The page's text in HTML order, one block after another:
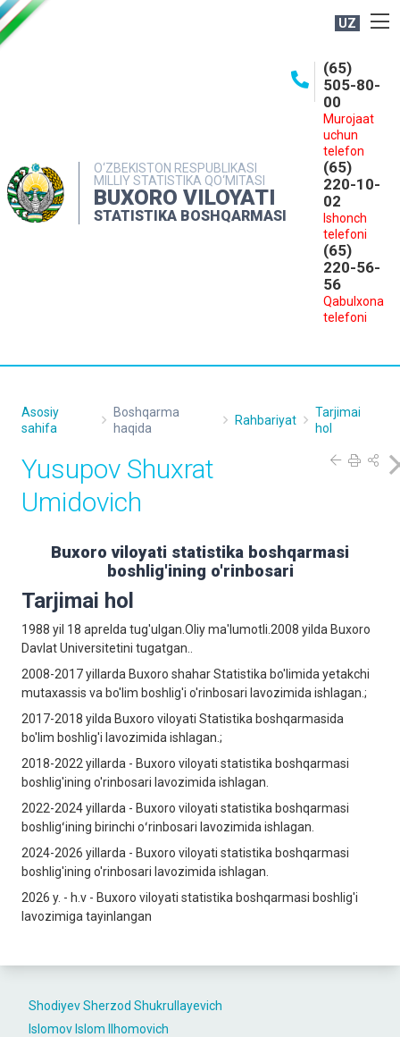
UZ
O‘ZBEKISTON RESPUBLIKASI
MILLIY STATISTIKA QO‘MITASI
BUXORO VILOYATI
STATISTIKA BOSHQARMASI
(65)
505-80-
00
Murojaat
uchun
telefon
(65)
220-10-
02
Ishonch
telefoni
(65)
220-56-
56
Qabulxona
telefoni
MATBUOT XIZMATI
MUROJAATLAR
Shodiyev Sherzod Shukrullayevich
Islomov Islom Ilhomovich
Asosiy
sahifa
Boshqarma
haqida
Rahbariyat
Tarjimai
hol
Yusupov Shuxrat
Umidovich
Buxoro viloyati statistika boshqarmasi
boshlig'ining o'rinbosari
Tarjimai hol
1988 yil 18 aprelda tug'ulgan.Oliy ma'lumotli.2008 yilda Buxoro
Davlat Universitetini tugatgan..
2008-2017 yillarda Buxoro shahar Statistika bo'limida yetakchi
mutaxassis va bo'lim boshlig'i o'rinbosari lavozimida ishlagan.;
2017-2018 yilda Buxoro viloyati Statistika boshqarmasida
bo'lim boshlig'i lavozimida ishlagan.;
2018-2022 yillarda - Buxoro viloyati statistika boshqarmasi
boshlig'ining o'rinbosari lаvozimidа ishlagan.
2022-2024 yillarda - Buxoro viloyati statistika boshqarmasi
boshligʻining birinchi oʻrinbosari lavozimida ishlagan.
2024-2026 yillarda - Buxoro viloyati statistika boshqarmasi
boshlig'ining o'rinbosari lavozimida ishlagan.
2026 y. - h.v - Buxoro viloyati statistika boshqarmasi boshlig'i
lаvozimigа tayinlangan